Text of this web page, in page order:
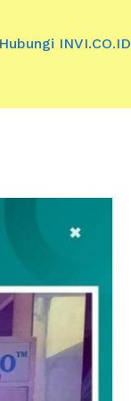
Hubungi INVI.CO.ID